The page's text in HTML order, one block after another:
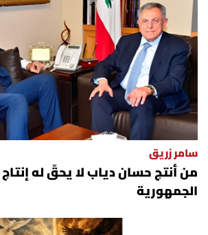
سجالات
صحّة وصحن
الرياضة
منوّعات
حظّك اليوم
سامر زريق
من أنتج حسان دياب لا يحقّ له
الجمهورية